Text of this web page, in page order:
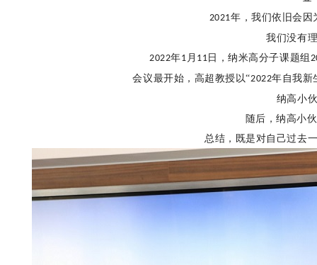
2021年，我们依旧会因
我们没有
2022年1 月 11 日，纳米高分子课题组
会议最开始，高超教授以“2022年自我新
纳高小
随后，纳高小
总结，既是对自己过去